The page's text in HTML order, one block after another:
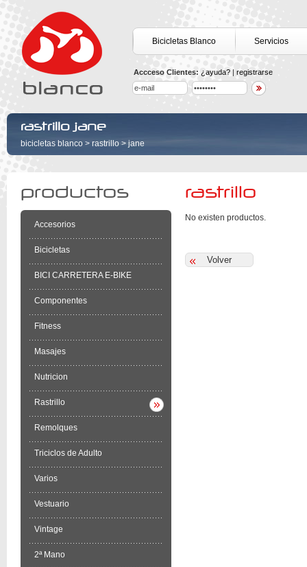
Bicicletas Blanco Servicios
Accceso Clientes: ¿ayuda? | registrarse
rastrillo jane
bicicletas blanco > rastrillo > jane
productos
Accesorios
Bicicletas
BICI CARRETERA E-BIKE
Componentes
Fitness
Masajes
Nutricion
Rastrillo
Remolques
Triciclos de Adulto
Varios
Vestuario
Vintage
2ª Mano
rastrillo
No existen productos.